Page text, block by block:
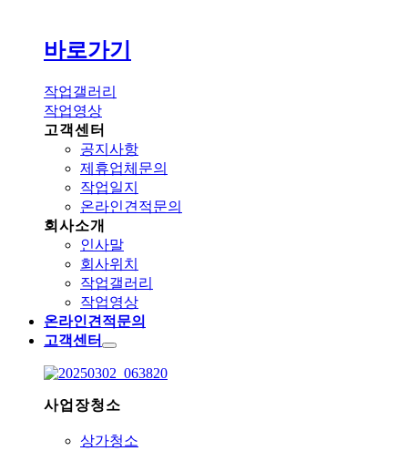
바로가기
작업갤러리
작업영상
고객센터
공지사항
제휴업체문의
작업일지
온라인견적문의
회사소개
인사말
회사위치
작업갤러리
작업영상
온라인견적문의
고객센터
사업장청소
상가청소